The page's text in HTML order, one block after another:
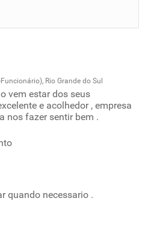
Rio Grande do Sul
vem estar dos seus
e acolhedor , empresa
nos fazer sentir bem .
quando necessario .